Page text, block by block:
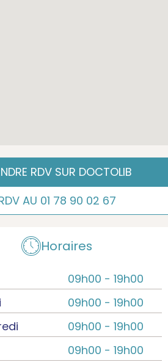
RDV SUR DOCTOLIB
AU 01 78 90 02 67
Horaires
09h00 - 19h00
09h00 - 19h00
09h00 - 19h00
09h00 - 19h00